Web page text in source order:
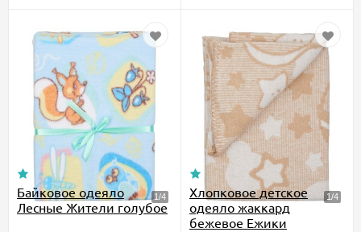
Байковое одеяло
Лесные Жители голубое
Хлопковое детское
одеяло жаккард
бежевое Ежики